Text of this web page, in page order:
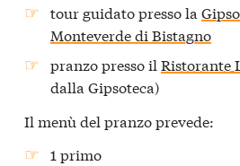
tour guidato presso la
Monteverde di Bistagno
pranzo presso ilRistorante
dalla Gipsoteca)
Il menù del pranzo prevede:
1 primo